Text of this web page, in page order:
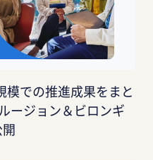
模での推進成果をまと
ージョン＆ビロンギ